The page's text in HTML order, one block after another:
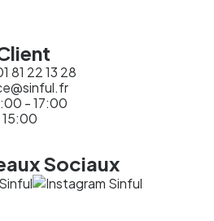
81 22 13 28
- 17:00
Sociaux